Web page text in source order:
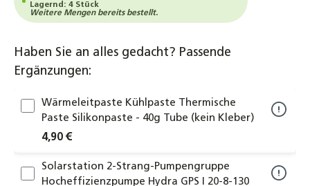
Lagernd: 4 Stück
Weitere Mengen bereits bestellt.
Haben Sie an alles gedacht? Passende
Ergänzungen:
Wärmeleitpaste Kühlpaste Thermische
Paste Silikonpaste - 40g Tube (kein Kleber)
4,90 €
Solarstation 2-Strang-Pumpengruppe
Hocheffizienzpumpe Hydra GPS I 20-8-130